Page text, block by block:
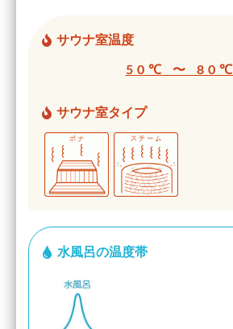
サウナ室温度
50℃ 〜 80℃
サウナ室タイプ
水風呂の温度帯